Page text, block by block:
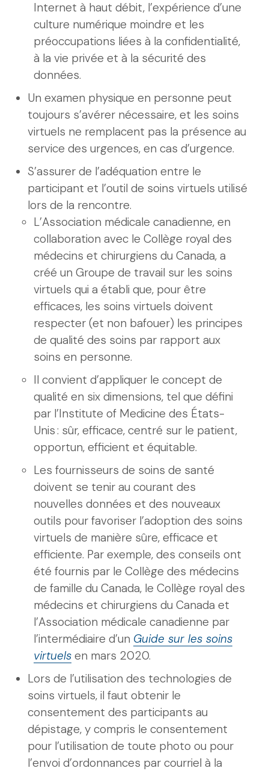
Internet à haut débit, l’expérience d’une
culture numérique moindre et les
préoccupations liées à la confidentialité,
à la vie privée et à la sécurité des
données.
Un examen physique en personne peut
toujours s’avérer nécessaire, et les soins
virtuels ne remplacent pas la présence au
service des urgences, en cas d’urgence.
S’assurer de l’adéquation entre le
participant et l’outil de soins virtuels utilisé
lors de la rencontre.
L’Association médicale canadienne, en
collaboration avec le Collège royal des
médecins et chirurgiens du Canada, a
créé un Groupe de travail sur les soins
virtuels qui a établi que, pour être
efficaces, les soins virtuels doivent
respecter (et non bafouer) les principes
de qualité des soins par rapport aux
soins en personne.
Il convient d’appliquer le concept de
qualité en six dimensions, tel que défini
par l’Institute of Medicine des États-
Unis : sûr, efficace, centré sur le patient,
opportun, efficient et équitable.
Les fournisseurs de soins de santé
doivent se tenir au courant des
nouvelles données et des nouveaux
outils pour favoriser l’adoption des soins
virtuels de manière sûre, efficace et
efficiente. Par exemple, des conseils ont
été fournis par le Collège des médecins
de famille du Canada, le Collège royal des
médecins et chirurgiens du Canada et
l’Association médicale canadienne par
l’intermédiaire d’un Guide sur les soins
virtuels en mars 2020.
Lors de l’utilisation des technologies de
soins virtuels, il faut obtenir le
consentement des participants au
dépistage, y compris le consentement
pour l’utilisation de toute photo ou pour
l’envoi d’ordonnances par courriel à la